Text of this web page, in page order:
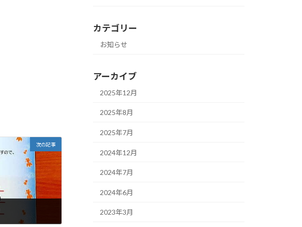
次の記事
カテゴリー
お知らせ
アーカイブ
2025年12月
2025年8月
2025年7月
2024年12月
2024年7月
2024年6月
2023年3月